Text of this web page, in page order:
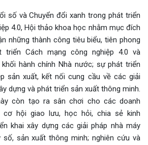
số và Chuyển đổi xanh trong phát triển
4.0, Hội thảo khoa học nhằm mục đích
những thành công tiêu biểu, tiên phong
triển Cách mạng công nghiệp 4.0 và
hành chính Nhà nước; sự phát triển
sản xuất, kết nối cung cầu về các giải
dựng và phát triển sản xuất thông minh.
còn tạo ra sân chơi cho các doanh
cơ hội giao lưu, học hỏi, chia sẻ kinh
khai xây dựng các giải pháp nhà máy
số, sản xuất thông minh; nghiên cứu và